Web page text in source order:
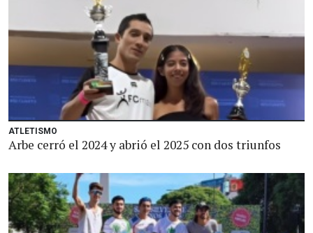
ATLETISMO
Arbe cerró el 2024 y abrió el 2025 con dos triunfos